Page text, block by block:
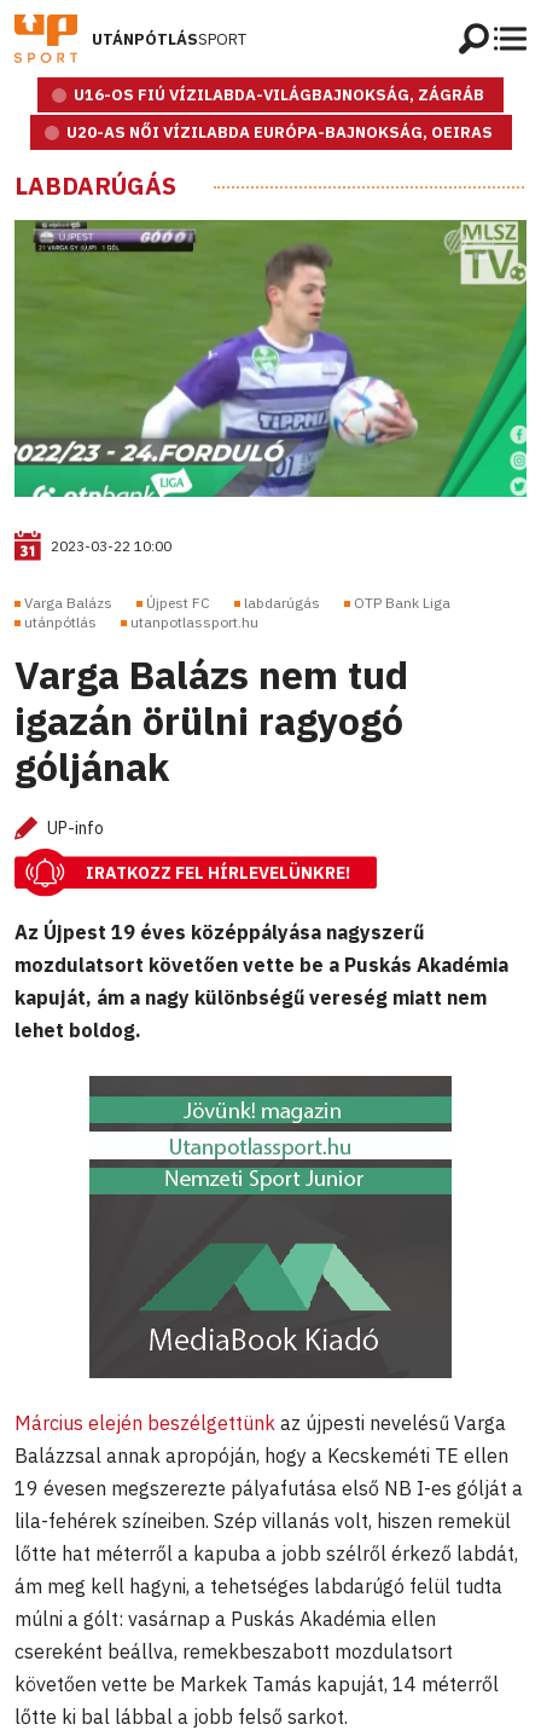
UTÁNPÓTLÁSSPORT
U16-OS FIÚ VÍZILABDA-VILÁGBAJNOKSÁG, ZÁGRÁB
U20-AS NŐI VÍZILABDA EURÓPA-BAJNOKSÁG, OEIRAS
LABDARÚGÁS
2023-03-22 10:00
Varga Balázs Újpest FC labdarúgás
OTP Bank Liga
utánpótlás
utanpotlassport.hu
Varga Balázs nem tud
igazán örülni ragyogó
góljának
UP-info
IRATKOZZ FEL HÍRLEVELÜNKRE!
Az Újpest 19 éves középpályása nagyszerű
mozdulatsort követően vette be a Puskás Akadémia
kapuját, ám a nagy különbségű vereség miatt nem
lehet boldog.
Március elején beszélgettünk az újpesti nevelésű Varga
Balázzsal annak apropóján, hogy a Kecskeméti TE ellen
19 évesen megszerezte pályafutása első NB I-es gólját a
lila-fehérek színeiben. Szép villanás volt, hiszen remekül
lőtte hat méterről a kapuba a jobb szélről érkező labdát,
ám meg kell hagyni, a tehetséges labdarúgó felül tudta
múlni a gólt: vasárnap a Puskás Akadémia ellen
csereként beállva, remekbeszabott mozdulatsort
követően vette be Markek Tamás kapuját, 14 méterről
lőtte ki bal lábbal a jobb felső sarkot.